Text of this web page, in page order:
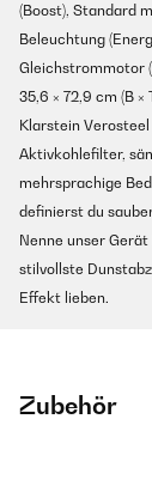
(Boost), Standard
Beleuchtung
Gleichstrommotor
35,6 × 72,9 cm (B
Klarstein
Aktivkohlefilter,
mehrsprachige
definierst du
Nenne unser
stilvollste
Effekt lieben.
Zubehör